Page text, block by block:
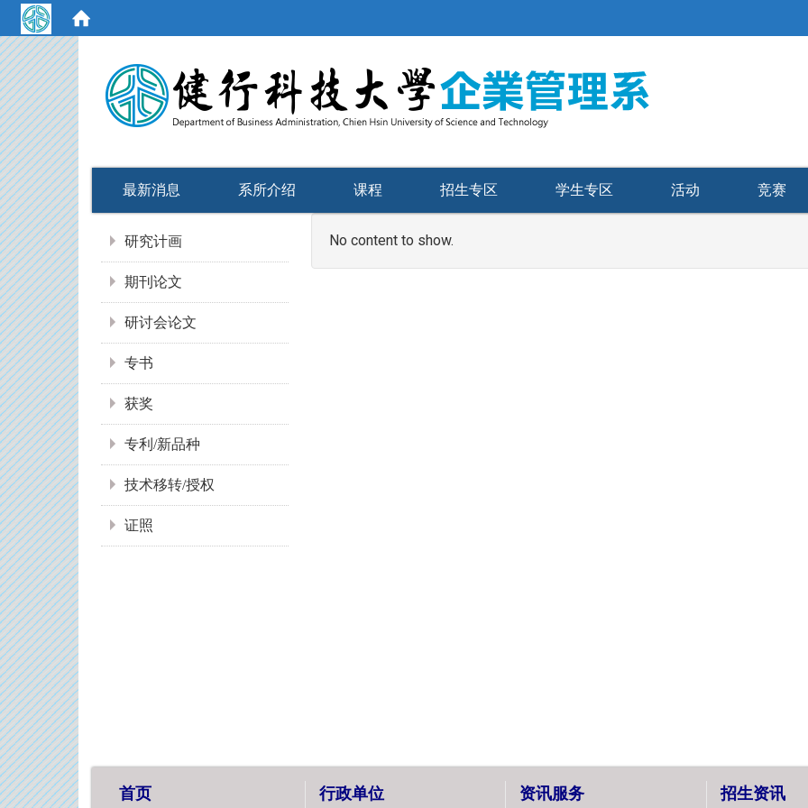
最新消息 系所介绍 课程 招生专区 学生专区 活动 竞赛
研究计画
期刊论文
研讨会论文
专书
获奖
专利/新品种
技术移转/授权
证照
No content to show.
首页 行政单位 资讯服务 招生资讯